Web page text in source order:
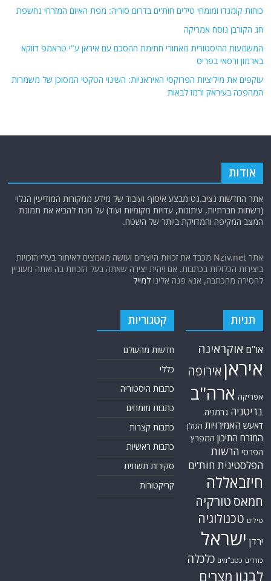
כוחות קומנדו ומומחי טילים חות'ים בדרום סוריה: מפת האיום המזרחי נחשפת
חג הקורבן נוסח אמריקה
המשמעות ההיסטורית מאחורי חתימת ההסכם עם איראן ע"י טראמפ דווקא
בארמון ורסאי בפריס
עוקפים את מיליציות הפרוקסי האיראניות: השינוי הטקטי המסוכן של משמרות
המהפכה בעיראק ורמז לבאות
אודות
אתר החדשות נציב.נט מבצע איסוף ועיבוד של מידע ממקורות המודיעין הגלוי
(רשתות חברתיות, עיתונות, עדויות מקומיות ועוד) על מנת להביא את תמונת
המצב המקיפה והמדויקת ביותר של השטח.
אתר Nziv.net מכבד את זכויות היוצרים ועושה מאמצים לאיתור בעלי הזכויות
ביצירות הכלולות בכתבות. אם זיהית יצירה שאתה בעל הזכויות בה ואתה מעוניין
להסירה מהכתבה, אנא פנה אלינולמייל
תגיות
או"ם אוקראינה
איראן אירופה
אפריקה ארה"ב
בריטניה גרמניה
דאעש האמירויות הגולן
המזרח התיכון המפרץ
הפרסי הרשות
הפלסטינית חות'ים
חיזבאללה
חמאס טורקיה
טילים טכנולוגיה
ירדן ישראל
כורדים כטב"מים כלכלה
לבנון מצרים
קטגוריות
חדשות מהעולם
כללי
כתבות היסטוריה
כתבות מומחים
כתבות קצרות
כתבות ראשיות
סקירות תשתית
קריקטורות